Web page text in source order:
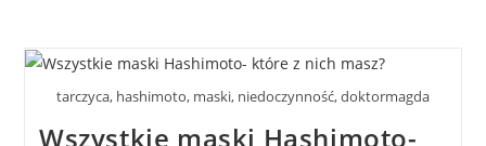
tarczyca, hashimoto, maski, niedoczynność, doktormagda
Wszystkie maski Hashimoto-